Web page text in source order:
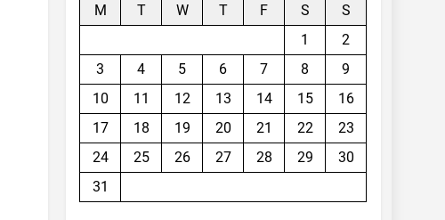
M T W T F S
S
1
2
3
4 5 6 7 8
9
10
11 12 13 14 15
16
17
18 19 20 21 22
23
24
25 26 27 28 29
30
31